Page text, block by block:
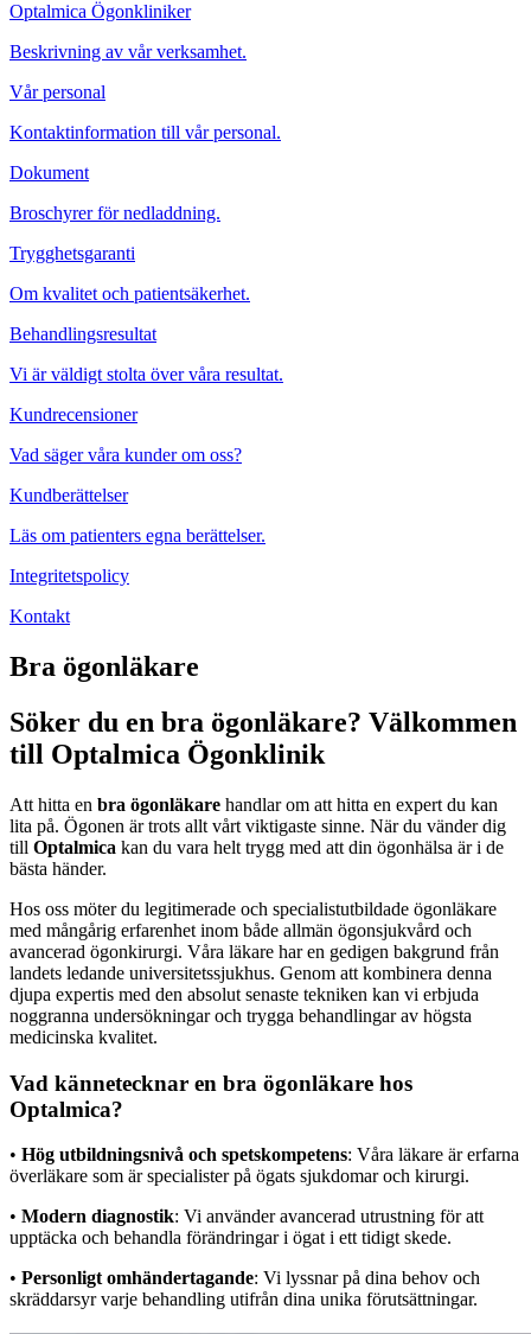
Optalmica Ögonkliniker
Beskrivning av vår verksamhet.
Vår personal
Kontaktinformation till vår personal.
Dokument
Broschyrer för nedladdning.
Trygghetsgaranti
Om kvalitet och patientsäkerhet.
Behandlingsresultat
Vi är väldigt stolta över våra resultat.
Kundrecensioner
Vad säger våra kunder om oss?
Kundberättelser
Läs om patienters egna berättelser.
Integritetspolicy
Kontakt
Bra ögonläkare
Söker du en bra ögonläkare? Välkommen
till Optalmica Ögonklinik
Att hitta en bra ögonläkare handlar om att hitta en expert du kan
lita på. Ögonen är trots allt vårt viktigaste sinne. När du vänder dig
till Optalmica kan du vara helt trygg med att din ögonhälsa är i de
bästa händer.
Hos oss möter du legitimerade och specialistutbildade ögonläkare
med mångårig erfarenhet inom både allmän ögonsjukvård och
avancerad ögonkirurgi. Våra läkare har en gedigen bakgrund från
landets ledande universitetssjukhus. Genom att kombinera denna
djupa expertis med den absolut senaste tekniken kan vi erbjuda
noggranna undersökningar och trygga behandlingar av högsta
medicinska kvalitet.
Vad kännetecknar en bra ögonläkare hos
Optalmica?
• Hög utbildningsnivå och spetskompetens: Våra läkare är erfarna
överläkare som är specialister på ögats sjukdomar och kirurgi.
• Modern diagnostik: Vi använder avancerad utrustning för att
upptäcka och behandla förändringar i ögat i ett tidigt skede.
• Personligt omhändertagande: Vi lyssnar på dina behov och
skräddarsyr varje behandling utifrån dina unika förutsättningar.